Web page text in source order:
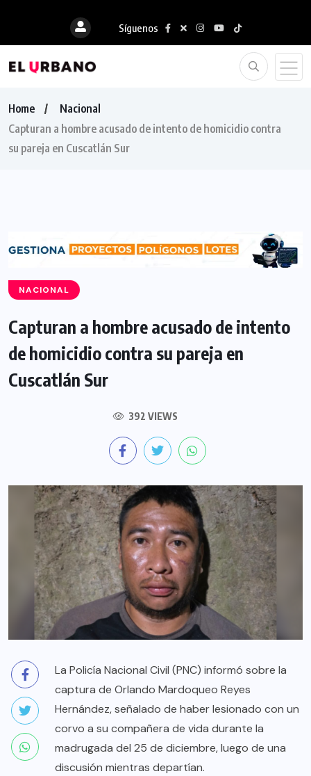
Síguenos
Home
Nacional
Capturan a hombre acusado de intento de homicidio contra
su pareja en Cuscatlán Sur
NACIONAL
Capturan a hombre acusado de intento
de homicidio contra su pareja en
Cuscatlán Sur
392 VIEWS
La Policía Nacional Civil (PNC) informó sobre la
captura de Orlando Mardoqueo Reyes
Hernández, señalado de haber lesionado con un
corvo a su compañera de vida durante la
madrugada del 25 de diciembre, luego de una
discusión mientras departían.